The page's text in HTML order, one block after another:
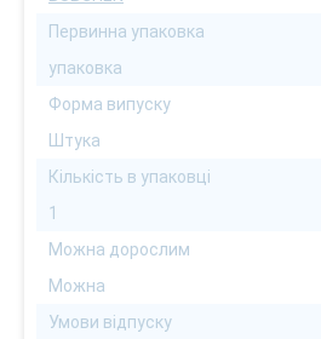
Первинна упаковка
упаковка
Форма випуску
Штука
Кількість в упаковці
1
Можна дорослим
Можна
Умови відпуску